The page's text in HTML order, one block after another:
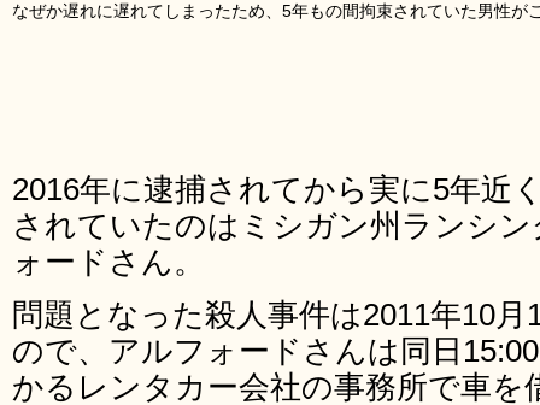
なぜか遅れに遅れてしまったため、5年もの間拘束されていた男性が
2016年に逮捕されてから実に5年近
されていたのはミシガン州ランシ
ォードさん。
問題となった殺人事件は2011年10
ので、アルフォードさんは同日
かるレンタカー会社の事務所で車